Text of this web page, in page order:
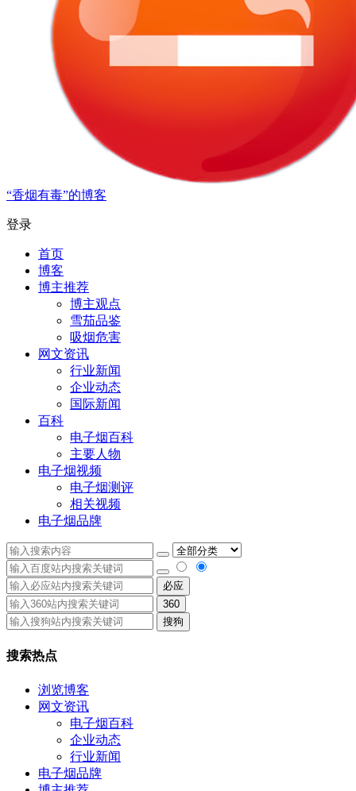
“香烟有毒”的博客
登录
首页
博客
博主推荐
博主观点
雪茄品鉴
吸烟危害
网文资讯
行业新闻
企业动态
国际新闻
百科
电子烟百科
主要人物
电子烟视频
电子烟测评
相关视频
电子烟品牌
必应
360
搜狗
搜索热点
浏览博客
网文资讯
电子烟百科
企业动态
行业新闻
电子烟品牌